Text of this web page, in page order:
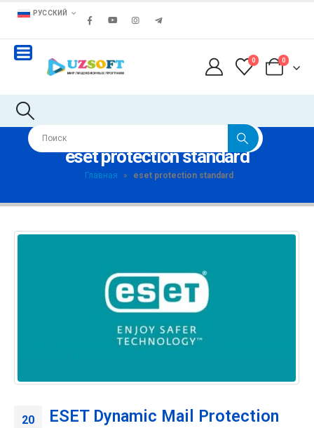
РУССКИЙ
0 0
eset protection standard
Главная » eset protection standard
20 ESET Dynamic Mail Protection